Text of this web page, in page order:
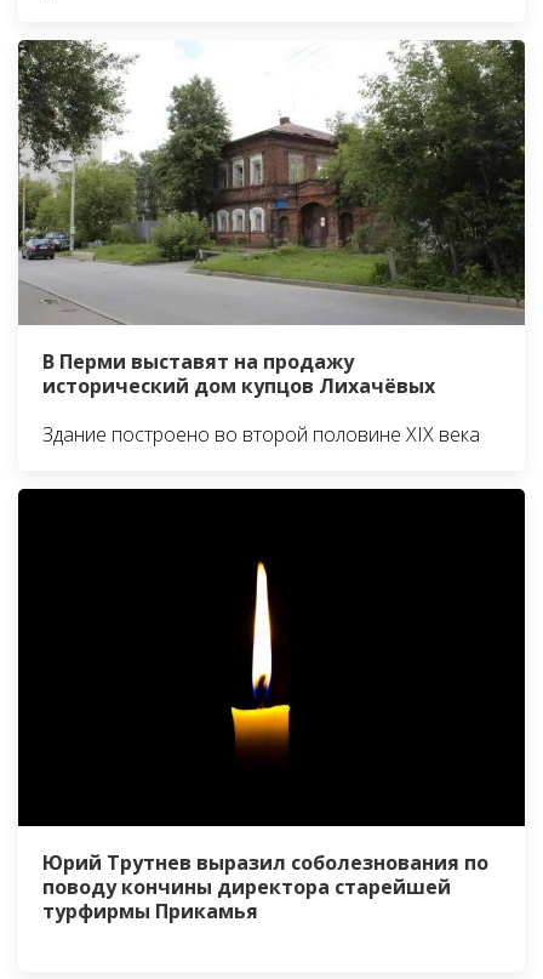
В Перми выставят на продажу
исторический дом купцов Лихачёвых
Здание построено во второй половине XIX века
Юрий Трутнев выразил соболезнования по
поводу кончины директора старейшей
турфирмы Прикамья